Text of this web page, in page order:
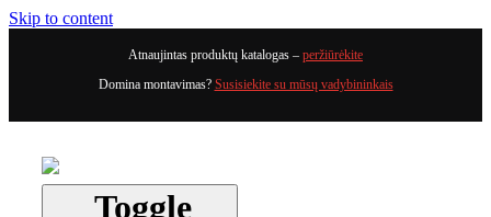
Skip to content
Atnaujintas produktų katalogas – peržiūrėkite
Domina montavimas? Susisiekite su mūsų vadybininkais
Toggle